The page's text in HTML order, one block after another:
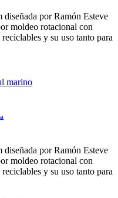
por Ramón Esteve
moldeo rotacional con
y su uso tanto para
por Ramón Esteve
moldeo rotacional con
y su uso tanto para